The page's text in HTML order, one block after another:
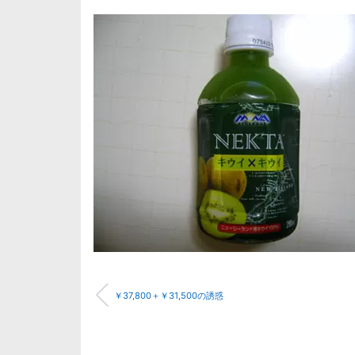
￥37,800＋￥31,500の誘惑